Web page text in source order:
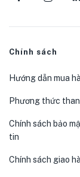
Chính sách
Hướng dẫn mua
Phương thức
Chính sách bảo
tin
Chính sách giao